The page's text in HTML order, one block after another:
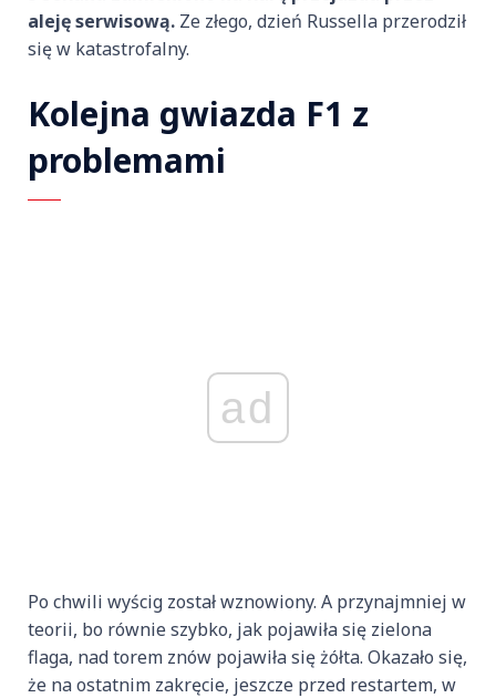
aleję serwisową. Ze złego, dzień Russella przerodził
się w katastrofalny.
Kolejna gwiazda F1 z
problemami
ad
Po chwili wyścig został wznowiony. A przynajmniej w
teorii, bo równie szybko, jak pojawiła się zielona
flaga, nad torem znów pojawiła się żółta. Okazało się,
że na ostatnim zakręcie, jeszcze przed restartem, w